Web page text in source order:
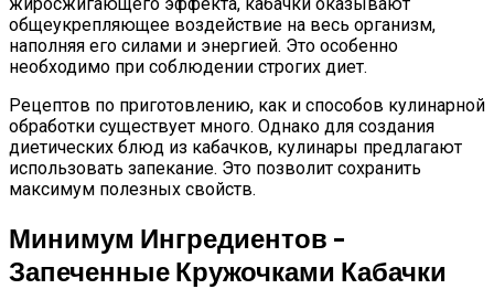
жиросжигающего эффекта, кабачки оказывают
общеукрепляющее воздействие на весь организм,
наполняя его силами и энергией. Это особенно
необходимо при соблюдении строгих диет.
Рецептов по приготовлению, как и способов кулинарной
обработки существует много. Однако для создания
диетических блюд из кабачков, кулинары предлагают
использовать запекание. Это позволит сохранить
максимум полезных свойств.
Минимум Ингредиентов –
Запеченные Кружочками Кабачки